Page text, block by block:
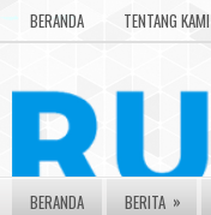
BERANDA TENTANG KAMI
BERANDA BERITA »